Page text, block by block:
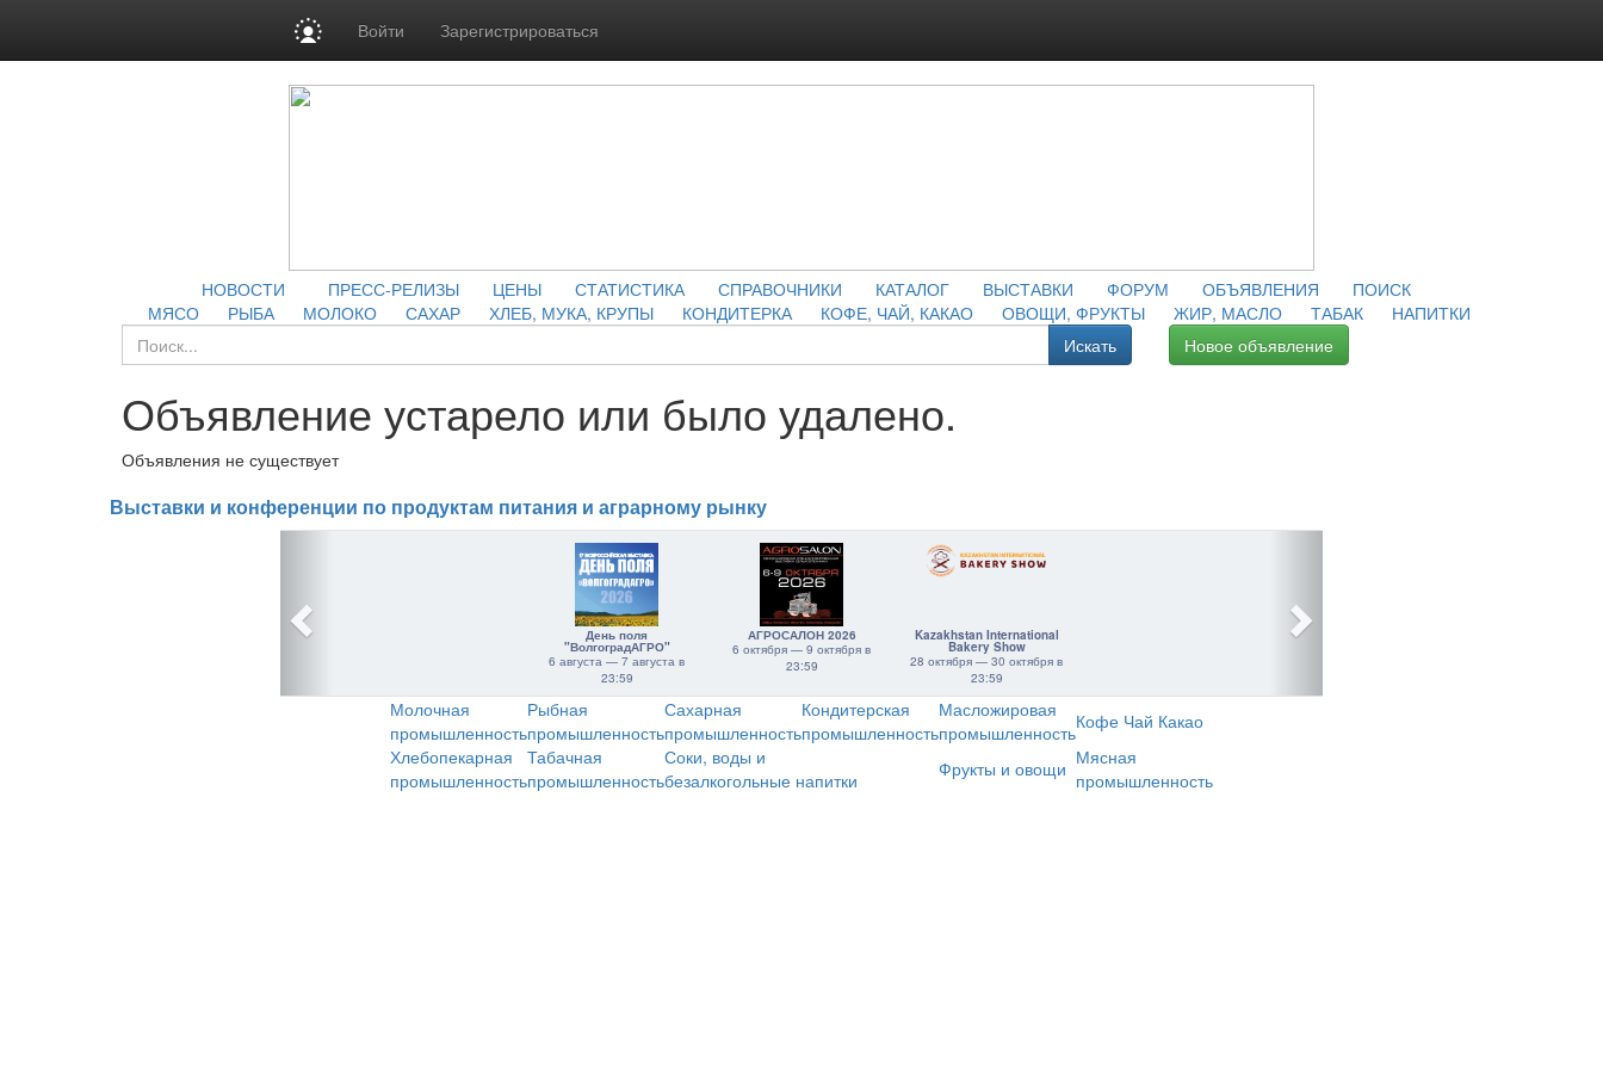
Войти Зарегистрироваться
НОВОСТИ ПРЕСС-РЕЛИЗЫ ЦЕНЫ СТАТИСТИКА СПРАВОЧНИКИ КАТАЛОГ ВЫСТАВКИ ФОРУМ ОБЪЯВЛЕНИЯ
ПОИСК
МЯСО
РЫБА МОЛОКО САХАР ХЛЕБ, МУКА, КРУПЫ КОНДИТЕРКА КОФЕ, ЧАЙ, КАКАО ОВОЩИ, ФРУКТЫ ЖИР, МАСЛО ТАБАК
НАПИТКИ
Искать
Новое объявление
Объявление устарело или было удалено.
Объявления не существует
Выставки и конференции по продуктам питания и аграрному рынку
День поля
"ВолгоградАГРО"
6 августа — 7 августа в
23:59
АГРОСАЛОН 2026
6 октября — 9 октября в
23:59
Kazakhstan International
Bakery Show
28 октября — 30 октября в
23:59
Молочная
промышленность
Рыбная
промышленность
Сахарная
промышленность
Кондитерская
промышленность
Масложировая
промышленностьКофе Чай Какао
Хлебопекарная
промышленность
Табачная
промышленность
Соки, воды и
безалкогольные напитки
Фрукты и овощи Мясная
промышленность